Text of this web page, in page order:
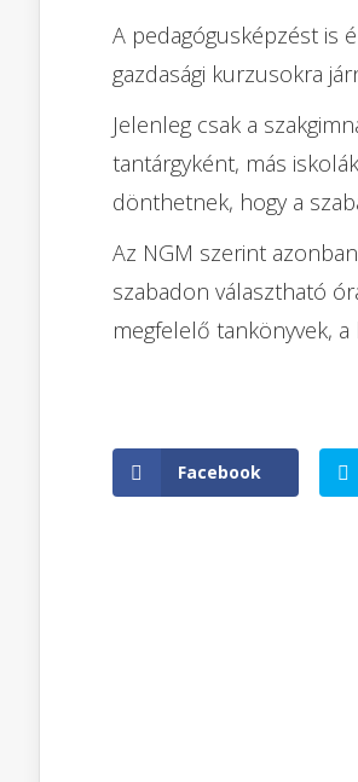
A pedagógusképzést is
gazdasági kurzusokra
Jelenleg csak a
tantárgyként, más
dönthetnek, hogy a
Az NGM szerint
szabadon választható
megfelelő tankönyvek,
Facebook